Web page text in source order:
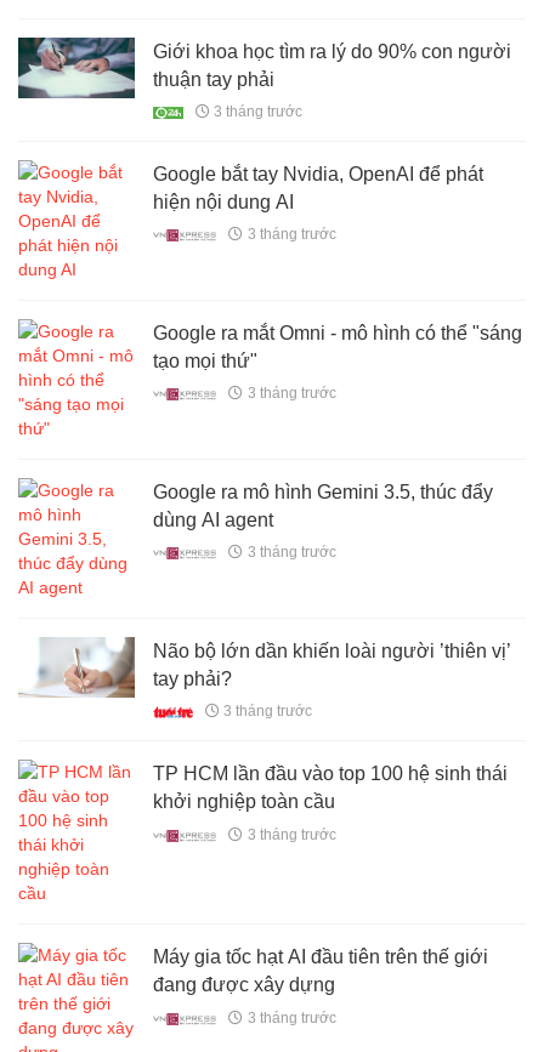
Giới khoa học tìm ra lý do 90% con người
thuận tay phải
3 tháng trước
Google bắt tay Nvidia, OpenAI để phát
hiện nội dung AI
3 tháng trước
Google ra mắt Omni - mô hình có thể "sáng
tạo mọi thứ"
3 tháng trước
Google ra mô hình Gemini 3.5, thúc đẩy
dùng AI agent
3 tháng trước
Não bộ lớn dần khiến loài người ’thiên vị’
tay phải?
3 tháng trước
TP HCM lần đầu vào top 100 hệ sinh thái
khởi nghiệp toàn cầu
3 tháng trước
Máy gia tốc hạt AI đầu tiên trên thế giới
đang được xây dựng
3 tháng trước